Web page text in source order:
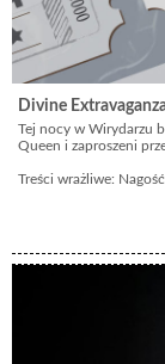
Divine
Tej nocy w Wirydarzu
Queen i zaproszeni
Treści wrażliwe: Nagość